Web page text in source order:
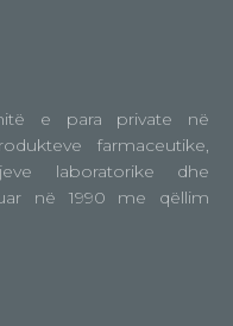
e para private në
farmaceutike,
laboratorike dhe
në 1990 me qëllim